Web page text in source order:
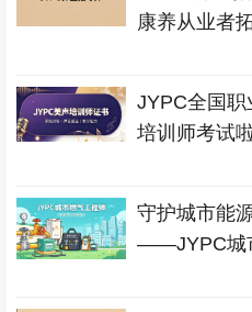
康养从业者
JYPC全国
培训师考试
守护城市能
——JYPC城